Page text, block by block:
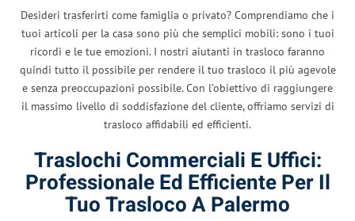
Desideri trasferirti come famiglia o privato? Comprendiamo che i
tuoi articoli per la casa sono più che semplici mobili: sono i tuoi
ricordi e le tue emozioni. I nostri aiutanti in trasloco faranno
quindi tutto il possibile per rendere il tuo trasloco il più agevole
e senza preoccupazioni possibile. Con l’obiettivo di raggiungere
il massimo livello di soddisfazione del cliente, offriamo servizi di
trasloco affidabili ed efficienti.
Traslochi Commerciali E Uffici:
Professionale Ed Efficiente Per Il
Tuo Trasloco A Palermo